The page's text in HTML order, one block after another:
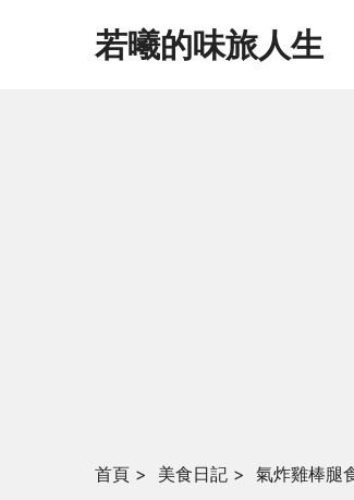
若曦的味旅人生
首頁 > 美食日記 > 氣炸雞棒腿